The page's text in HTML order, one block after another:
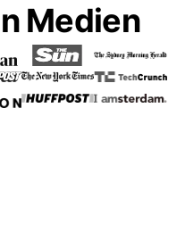
Medien